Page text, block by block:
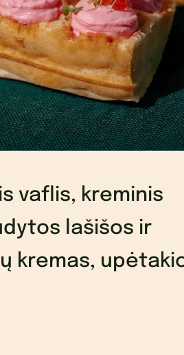
vaflis, kreminis
lašišos ir
kremas,